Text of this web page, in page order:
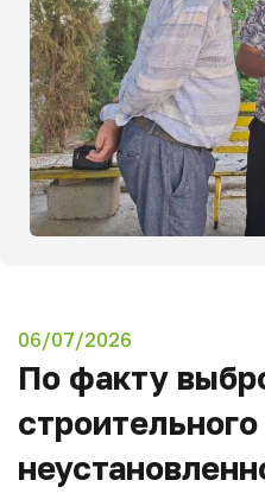
06/07/2026
По факту